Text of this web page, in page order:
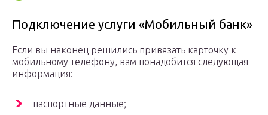
Подключение услуги «Мобильный банк»
Если вы наконец решились привязать карточку к
мобильному телефону, вам понадобится следующая
информация:
паспортные данные;